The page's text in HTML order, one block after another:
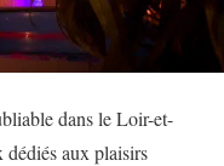
dans le Loir-et-
dédiés aux plaisirs